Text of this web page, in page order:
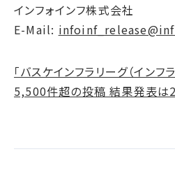
インフォインフ株式会社
E-Mail:
「バスケインフラリーグ（インフ
5,500件超の投稿 結果発表は